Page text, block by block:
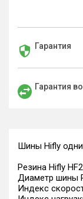
Гарантия
Гарантия
Шины Hifly
Резина Hifly
Диаметр шины
Индекс